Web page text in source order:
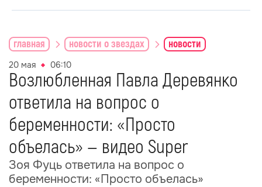
главная новости о звездах новости
20 мая 06:10
Возлюбленная Павла Деревянко
ответила на вопрос о
беременности: «Просто
объелась» — видео Super
Зоя Фуць ответила на вопрос о
беременности: «Просто объелась»